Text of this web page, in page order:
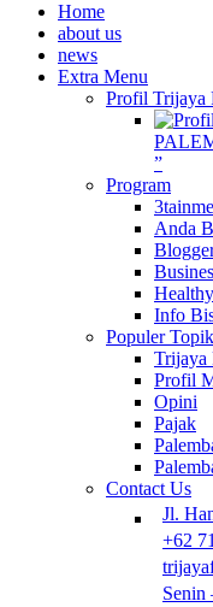
Home
about us
news
Extra Menu
Profil Trijaya
”
Program
Anda
Info
Populer Topik
Trijaya
Profil
Opini
Pajak
Contact Us
Jl.
+62
Senin